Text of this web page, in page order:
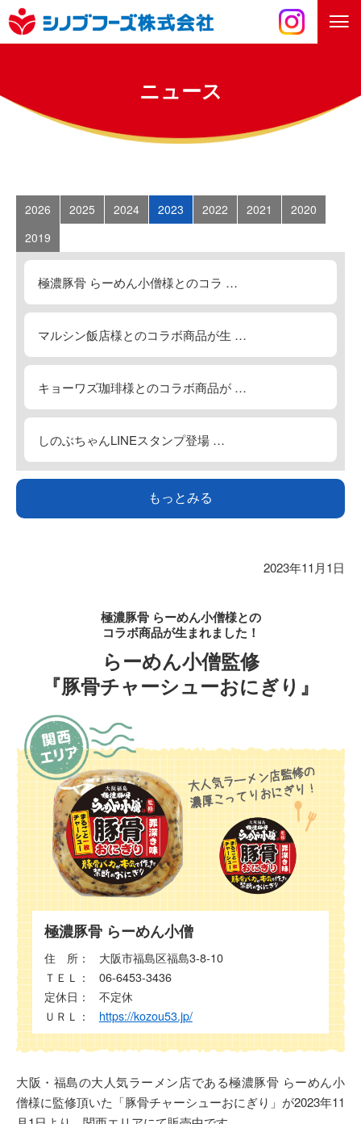
ニュース
2026 2025 2024 2023 2022 2021
2020
2019
極濃豚骨 らーめん小僧様とのコラ …
マルシン飯店様とのコラボ商品が生 …
キョーワズ珈琲様とのコラボ商品が …
しのぶちゃんLINEスタンプ登場 …
もっとみる
2023年11月1日
極濃豚骨 らーめん小僧様との
コラボ商品が生まれました！
らーめん小僧監修
『豚骨チャーシューおにぎり』
極濃豚骨 らーめん小僧
住 所：
大阪市福島区福島3-8-10
ＴＥＬ：
06-6453-3436
定休日：
不定休
ＵＲＬ：
https://kozou53.jp/
大阪・福島の大人気ラーメン店である極濃豚骨 らーめん小
僧様に監修頂いた「豚骨チャーシューおにぎり」が2023年11